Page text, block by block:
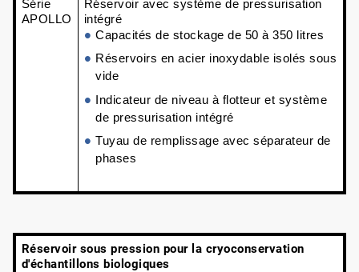
Série
APOLLO
Réservoir avec système de pressurisation
intégré
Capacités de stockage de 50 à 350 litres
Réservoirs en acier inoxydable isolés sous
vide
Indicateur de niveau à flotteur et système
de pressurisation intégré
Tuyau de remplissage avec séparateur de
phases
Réservoir sous pression pour la cryoconservation
d'échantillons biologiques